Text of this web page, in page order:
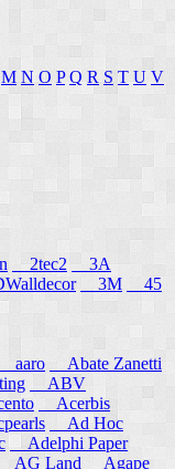
M N O P Q R S T U V
2tec2
3A
3M
45
aaro
Abate Zanetti
ABV
Acerbis
Ad Hoc
Adelphi Paper
AG Land Agape